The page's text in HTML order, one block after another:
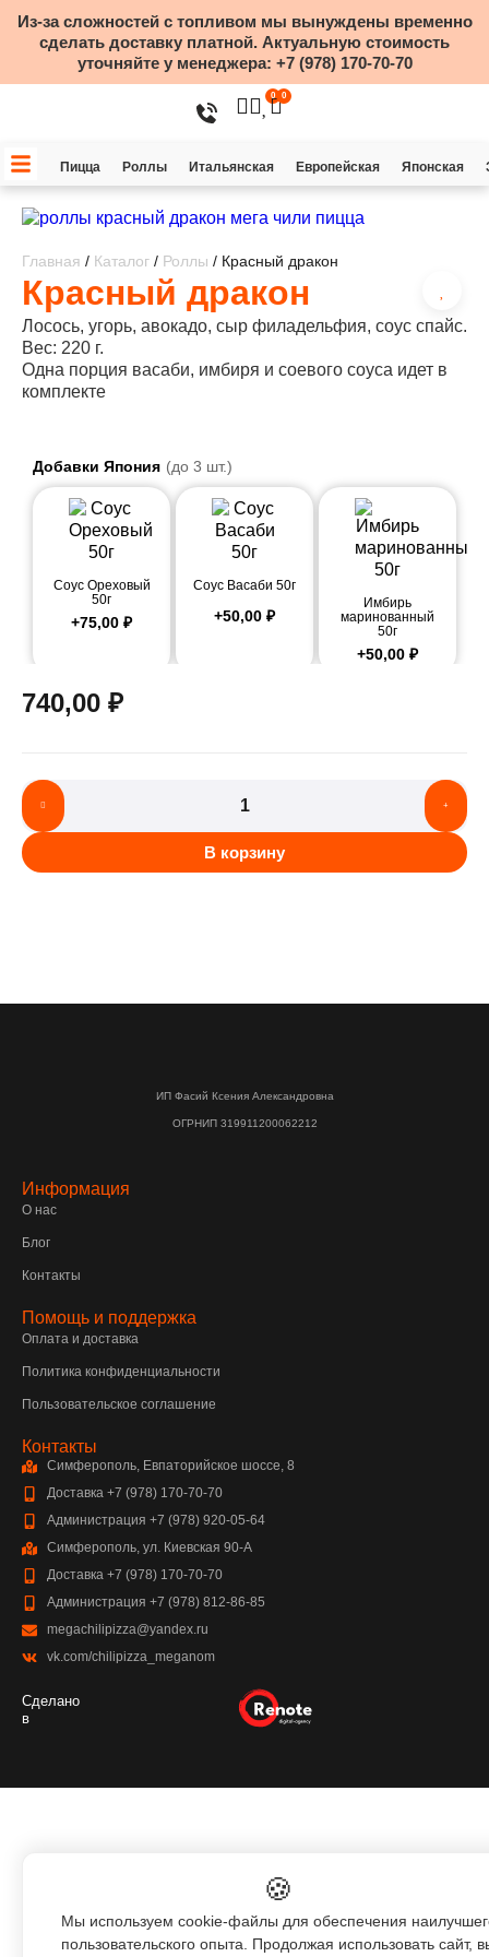
Из-за сложностей с топливом мы вынуждены временно
сделать доставку платной. Актуальную стоимость
уточняйте у менеджера: +7 (978) 170-70-70
0 0
Пицца Роллы Итальянская Европейская Японская
Главная / Каталог / Роллы / Красный дракон
Красный дракон
Лосось, угорь, авокадо, сыр филадельфия, соус спайс.
Вес: 220 г.
Одна порция васаби, имбиря и соевого соуса идет в
комплекте
Добавки Япония (до 3 шт.)
Соус Ореховый
50г
+75,00 ₽
Соус Васаби 50г
+50,00 ₽
Имбирь
маринованный
50г
+50,00 ₽
740,00 ₽
В корзину
ИП Фасий Ксения Александровна
ОГРНИП 319911200062212
Информация
О нас
Блог
Контакты
Помощь и поддержка
Оплата и доставка
Политика конфиденциальности
Пользовательское соглашение
Контакты
Симферополь, Евпаторийское шоссе, 8
Доставка +7 (978) 170-70-70
Администрация +7 (978) 920-05-64
Симферополь, ул. Киевская 90-А
Доставка +7 (978) 170-70-70
Администрация +7 (978) 812-86-85
megachilipizza@yandex.ru
vk.com/chilipizza_meganom
Сделано
в
🍪
Мы используем cookie-файлы для обеспечения
пользовательского опыта. Продолжая использовать сайт,